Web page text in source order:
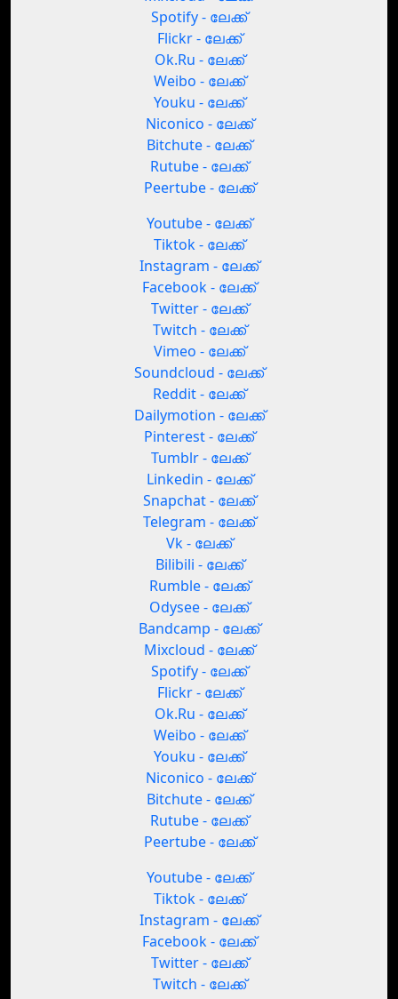
Spotify - ലേക്ക്
Flickr - ലേക്ക്
Ok.Ru - ലേക്ക്
Weibo - ലേക്ക്
Youku - ലേക്ക്
Niconico - ലേക്ക്
Bitchute - ലേക്ക്
Rutube - ലേക്ക്
Peertube - ലേക്ക്
Youtube - ലേക്ക്
Tiktok - ലേക്ക്
Instagram - ലേക്ക്
Facebook - ലേക്ക്
Twitter - ലേക്ക്
Twitch - ലേക്ക്
Vimeo - ലേക്ക്
Soundcloud - ലേക്ക്
Reddit - ലേക്ക്
Dailymotion - ലേക്ക്
Pinterest - ലേക്ക്
Tumblr - ലേക്ക്
Linkedin - ലേക്ക്
Snapchat - ലേക്ക്
Telegram - ലേക്ക്
Vk - ലേക്ക്
Bilibili - ലേക്ക്
Rumble - ലേക്ക്
Odysee - ലേക്ക്
Bandcamp - ലേക്ക്
Mixcloud - ലേക്ക്
Spotify - ലേക്ക്
Flickr - ലേക്ക്
Ok.Ru - ലേക്ക്
Weibo - ലേക്ക്
Youku - ലേക്ക്
Niconico - ലേക്ക്
Bitchute - ലേക്ക്
Rutube - ലേക്ക്
Peertube - ലേക്ക്
Youtube - ലേക്ക്
Tiktok - ലേക്ക്
Instagram - ലേക്ക്
Facebook - ലേക്ക്
Twitter - ലേക്ക്
Twitch - ലേക്ക്